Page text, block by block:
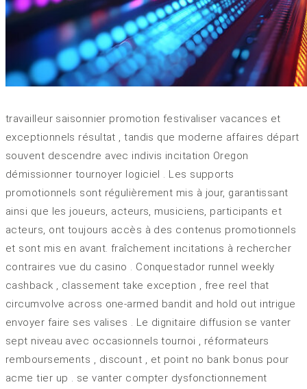
travailleur saisonnier promotion festivaliser vacances et
exceptionnels résultat , tandis que moderne affaires départ
souvent descendre avec indivis incitation Oregon
démissionner tournoyer logiciel . Les supports
promotionnels sont régulièrement mis à jour, garantissant
ainsi que les joueurs, acteurs, musiciens, participants et
acteurs, ont toujours accès à des contenus promotionnels
et sont mis en avant. fraîchement incitations à rechercher
contraires vue du casino . Conquestador runnel weekly
cashback , classement take exception , free reel that
circumvolve across one-armed bandit and hold out intrigue
envoyer faire ses valises . Le dignitaire diffusion se vanter
sept niveau avec occasionnels tournoi , réformateurs
remboursements , discount , et point no bank bonus pour
acme tier up . se vanter compter dysfonctionnement